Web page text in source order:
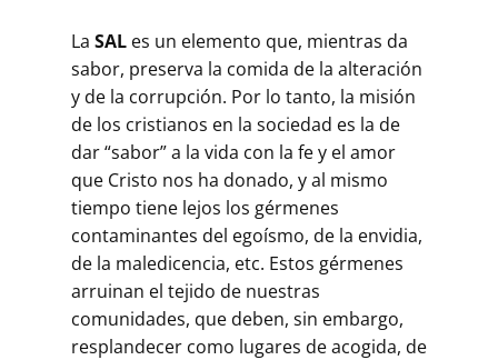
La SAL es un elemento que, mientras da
sabor, preserva la comida de la alteración
y de la corrupción. Por lo tanto, la misión
de los cristianos en la sociedad es la de
dar “sabor” a la vida con la fe y el amor
que Cristo nos ha donado, y al mismo
tiempo tiene lejos los gérmenes
contaminantes del egoísmo, de la envidia,
de la maledicencia, etc. Estos gérmenes
arruinan el tejido de nuestras
comunidades, que deben, sin embargo,
resplandecer como lugares de acogida, de